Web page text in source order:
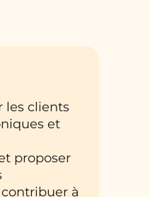
les clients
et
proposer
à